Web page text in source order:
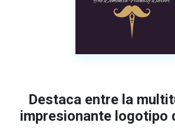
Destaca entre la
impresionante logotipo